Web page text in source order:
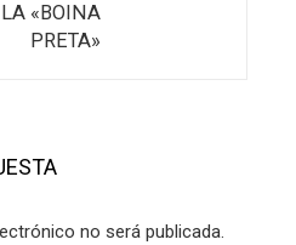
«BOINA
PRETA»
no será publicada.